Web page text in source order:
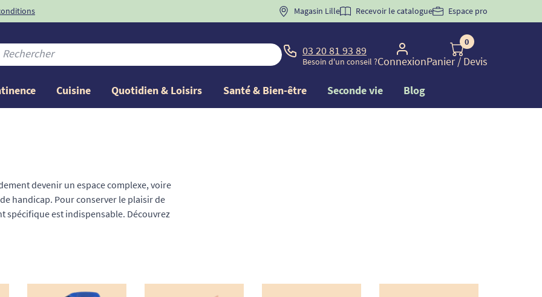
BIENVENUE" pourla 1ère commande d'incontinence
Magasin Lille Recevoir le catalogue Espace pro
03 20 81 93 89
Besoin d'un conseil ?Connexion
0
Panier/ Devis
Cuisine Quotidien & Loisirs Santé & Bien-être Seconde vie Blog
devenir un espace complexe, voire
handicap. Pour conserver le plaisir de
spécifique est indispensable. Découvrez
culinaire 100 %